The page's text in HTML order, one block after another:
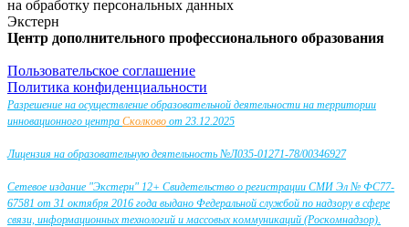
на обработку персональных данных
Экстерн
Центр дополнительного профессионального образования
Пользовательское соглашение
Политика конфиденциальности
Разрешение на осуществление образовательной деятельности на территории
инновационного центра Сколково от 23.12.2025
Лицензия на образовательную деятельность №Л035-01271-78/00346927
Сетевое издание "Экстерн" 12+ Свидетельство о регистрации СМИ Эл № ФС77-
67581 от 31 октября 2016 года выдано Федеральной службой по надзору в сфере
связи, информационных технологий и массовых коммуникаций (Роскомнадзор).